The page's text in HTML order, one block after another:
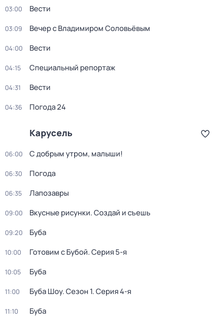
03:00 Вести
03:09 Вечер с Владимиром Соловьёвым
04:00 Вести
04:15 Специальный репортаж
04:31 Вести
04:36 Погода 24
Карусель
06:00 С добрым утром, малыши!
06:30 Погода
06:35 Лапозавры
09:00 Вкусные рисунки. Создай и съешь
09:20 Буба
10:00 Готовим с Бубой. Серия 5-я
10:05 Буба
11:00 Буба Шоу. Сезон 1. Серия 4-я
11:10 Буба